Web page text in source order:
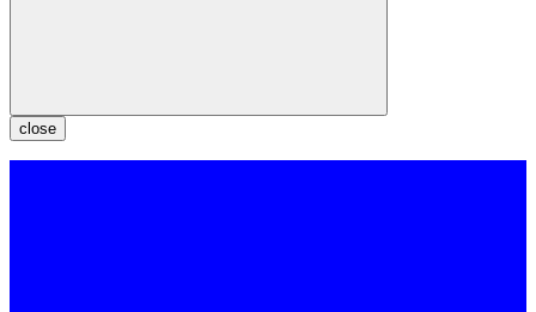
close